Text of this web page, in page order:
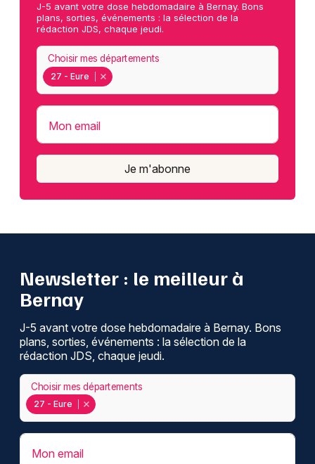
J-5 avant votre dose hebdomadaire à Bernay. Bons
plans, sorties, événements : la sélection de la
rédaction JDS, chaque jeudi.
27 - Eure
Choisir mes départements
Mon email
Je m'abonne
Newsletter : le meilleur à
Bernay
J-5 avant votre dose hebdomadaire à Bernay. Bons
plans, sorties, événements : la sélection de la
rédaction JDS, chaque jeudi.
27 - Eure
Choisir mes départements
Mon email